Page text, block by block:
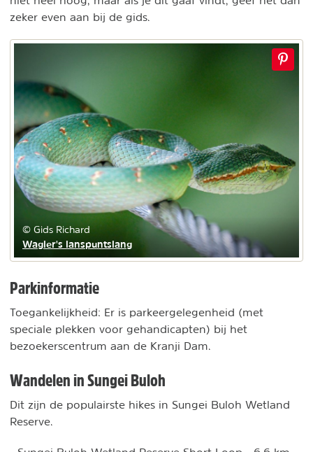
zeker even aan bij de gids.
© Gids Richard
Wagler's lanspuntslang
Parkinformatie
Toegankelijkheid: Er is parkeergelegenheid (met
speciale plekken voor gehandicapten) bij het
bezoekerscentrum aan de Kranji Dam.
Wandelen in Sungei Buloh
Dit zijn de populairste hikes in Sungei Buloh Wetland
Reserve.